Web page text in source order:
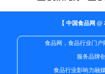
【 中国食品网 @
食品网，食品行业门户
服务品牌
食品行业影响力融